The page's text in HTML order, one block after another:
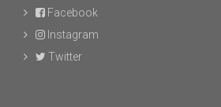
Facebook
Instagram
Twitter